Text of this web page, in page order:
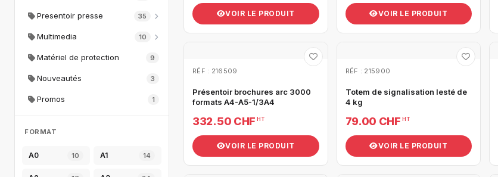
Presentoir presse 35
Multimedia 10
Matériel de protection 9
Nouveautés 3
Promos 1
FORMAT
A0 10 A1 14
VOIR LE PRODUIT VOIR LE PRODUIT
RÉF : 216509
Présentoir brochures arc 3000
formats A4-A5-1/3A4
332.50 CHF HT
VOIR LE PRODUIT
RÉF : 215900
Totem de signalisation lesté de
4 kg
79.00 CHF HT
VOIR LE PRODUIT